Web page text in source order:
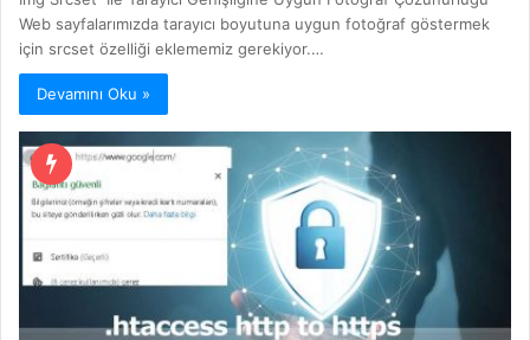
Web sayfalarımızda tarayıcı boyutuna uygun fotoğraf göstermek
için srcset özelliği eklememiz gerekiyor.…
Devamını Oku »